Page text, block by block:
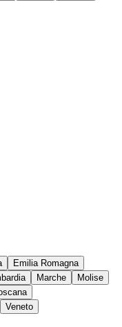
Emilia Romagna
Marche
Molise
Veneto